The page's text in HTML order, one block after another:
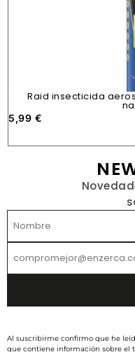
Raid insecticida
5,99 €
Al suscribirme confirmo que he
que contiene información sobre el